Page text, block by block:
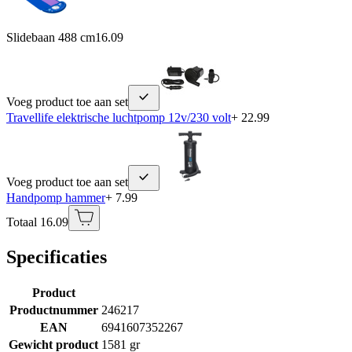
Slidebaan 488 cm16.09
Voeg product toe aan set
Travellife elektrische luchtpomp 12v/230 volt+ 22.99
Voeg product toe aan set
Handpomp hammer+ 7.99
Totaal 16.09
Specificaties
Product
Productnummer 246217
EAN
6941607352267
Gewicht product 1581 gr